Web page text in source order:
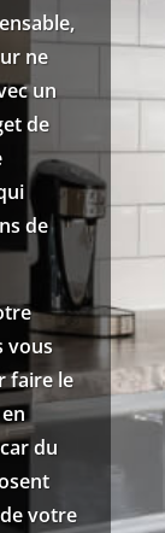
ne
un
de
de
vous
faire le
du
votre